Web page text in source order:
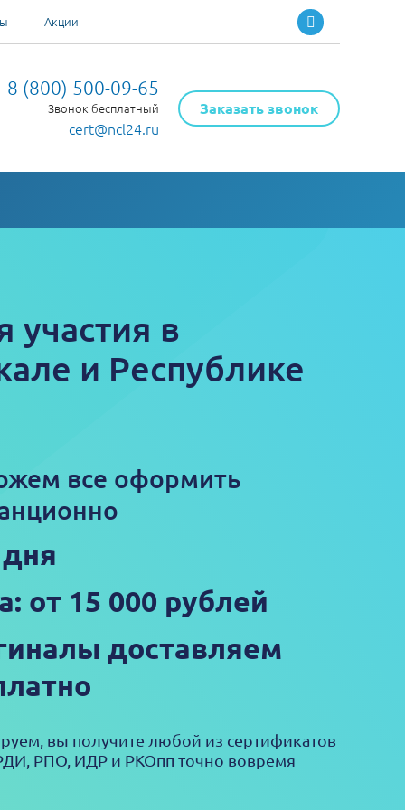
Акции
8 (800) 500-09-65
Звонок бесплатный
cert@ncl24.ru
Заказать звонок
участия в
и Республике
все оформить
от 15 000 рублей
доставляем
вы получите любой из сертификатов
РПО, ИДР и РКОпп точно вовремя